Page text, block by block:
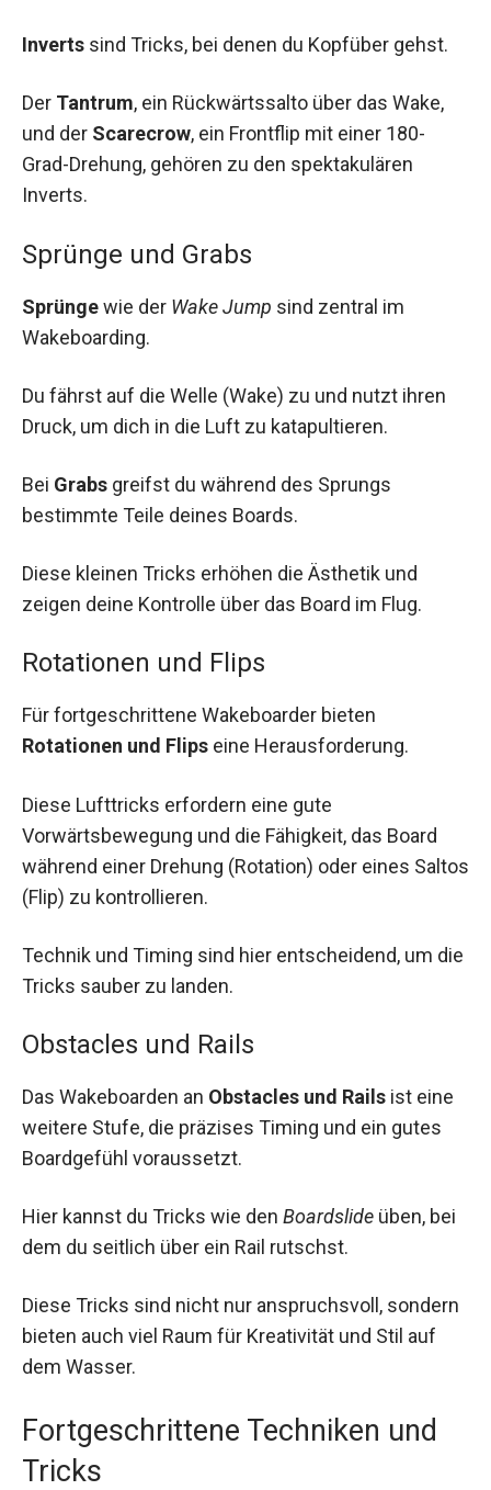
Inverts sind Tricks, bei denen du Kopfüber gehst.
Der Tantrum, ein Rückwärtssalto über das Wake,
und der Scarecrow, ein Frontflip mit einer 180-
Grad-Drehung, gehören zu den spektakulären
Inverts.
Sprünge und Grabs
Sprüngewie der Wake Jump sind zentral im
Wakeboarding.
Du fährst auf die Welle (Wake) zu und nutzt ihren
Druck, um dich in die Luft zu katapultieren.
Bei Grabs greifst du während des Sprungs
bestimmte Teile deines Boards.
Diese kleinen Tricks erhöhen die Ästhetik und
zeigen deine Kontrolle über das Board im Flug.
Rotationen und Flips
Für fortgeschrittene Wakeboarder bieten
Rotationen und Flips eine Herausforderung.
Diese Lufttricks erfordern eine gute
Vorwärtsbewegung und die Fähigkeit, das Board
während einer Drehung (Rotation) oder eines Saltos
(Flip) zu kontrollieren.
Technik und Timing sind hier entscheidend, um die
Tricks sauber zu landen.
Obstacles und Rails
Das Wakeboarden an Obstacles und Rails ist eine
weitere Stufe, die präzises Timing und ein gutes
Boardgefühl voraussetzt.
Hier kannst du Tricks wie den Boardslide üben, bei
dem du seitlich über ein Rail rutschst.
Diese Tricks sind nicht nur anspruchsvoll, sondern
bieten auch viel Raum für Kreativität und Stil auf
dem Wasser.
Fortgeschrittene Techniken und
Tricks